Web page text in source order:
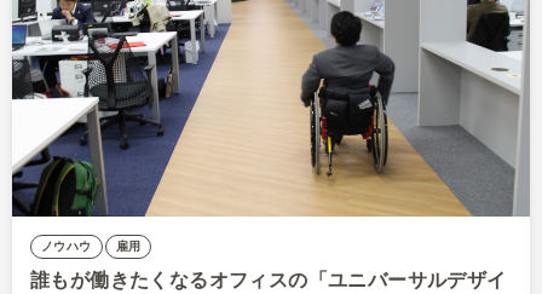
ノウハウ 雇用
誰もが働きたくなるオフィスの「ユニバーサルデザイ